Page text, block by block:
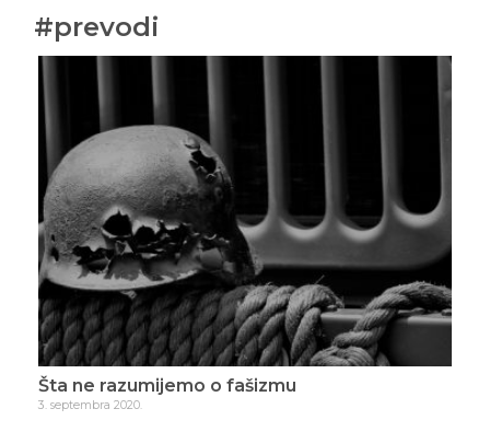
#prevodi
Hrabra i uspješna politika Angele Merkel
9. septembra 2020.